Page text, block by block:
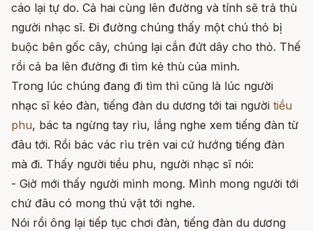
cáo lại tự do. Cả hai cùng lên đường và tính sẽ trả thù
người nhạc sĩ. Đi đường chúng thấy một chú thỏ bị
buộc bên gốc cây, chúng lại cắn đứt dây cho thỏ. Thế
rồi cả ba lên đường đi tìm kẻ thù của mình.
Trong lúc chúng đang đi tìm thì cũng là lúc người
nhạc sĩ kéo đàn, tiếng đàn du dương tới tai người tiều
phu, bác ta ngừng tay rìu, lắng nghe xem tiếng đàn từ
đâu tới. Rồi bác vác rìu trên vai cứ hướng tiếng đàn
mà đi. Thấy người tiều phu, người nhạc sĩ nói:
- Giờ mới thấy người mình mong. Mình mong người tới
chứ đâu có mong thú vật tới nghe.
Nói rồi ông lại tiếp tục chơi đàn, tiếng đàn du dương